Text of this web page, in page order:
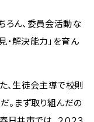
ろん、委員会活動な
・解決能力」を育ん
、生徒会主導で校則
。まず取り組んだの